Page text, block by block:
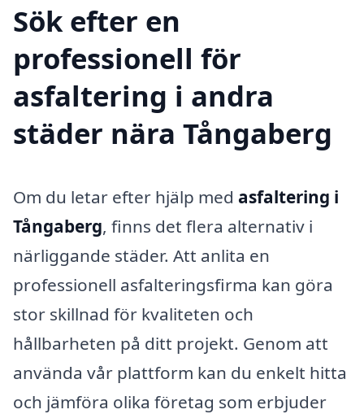
Sök efter en
professionell för
asfaltering i andra
städer nära Tångaberg
Om du letar efter hjälp med asfaltering i
Tångaberg, finns det flera alternativ i
närliggande städer. Att anlita en
professionell asfalteringsfirma kan göra
stor skillnad för kvaliteten och
hållbarheten på ditt projekt. Genom att
använda vår plattform kan du enkelt hitta
och jämföra olika företag som erbjuder